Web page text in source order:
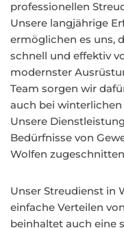
professionellen
Unsere langjährige
ermöglichen es uns,
schnell und effektiv
modernster
Team sorgen wir
auch bei
Unsere
Bedürfnisse von
Wolfen
Unser Streudienst in
einfache Verteilen
beinhaltet auch eine